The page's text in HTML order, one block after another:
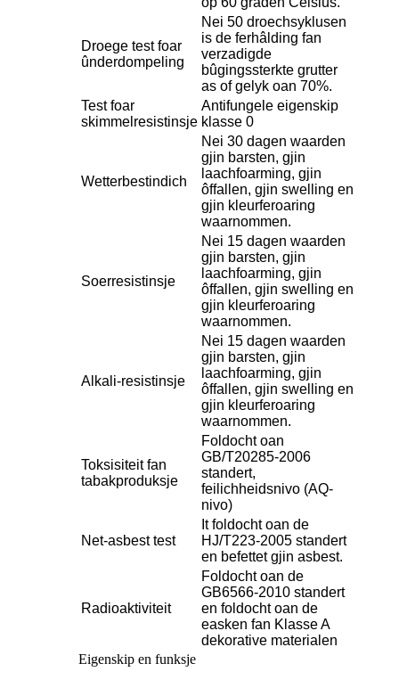
Droege test foar
ûnderdompeling
Nei 50 droechsyklusen
is de ferhâlding fan
verzadigde
bûgingssterkte grutter
as of gelyk oan 70%.
Test foar
skimmelresistinsje
Antifungele eigenskip
klasse 0
Wetterbestindich
Nei 30 dagen waarden
gjin barsten, gjin
laachfoarming, gjin
ôffallen, gjin swelling en
gjin kleurferoaring
waarnommen.
Soerresistinsje
Nei 15 dagen waarden
gjin barsten, gjin
laachfoarming, gjin
ôffallen, gjin swelling en
gjin kleurferoaring
waarnommen.
Alkali-resistinsje
Nei 15 dagen waarden
gjin barsten, gjin
laachfoarming, gjin
ôffallen, gjin swelling en
gjin kleurferoaring
waarnommen.
Toksisiteit fan
tabakproduksje
Foldocht oan
GB/T20285-2006
standert,
feilichheidsnivo (AQ-
nivo)
Net-asbest test
It foldocht oan de
HJ/T223-2005 standert
en befettet gjin asbest.
Radioaktiviteit
Foldocht oan de
GB6566-2010 standert
en foldocht oan de
easken fan Klasse A
dekorative materialen
Eigenskip en funksje